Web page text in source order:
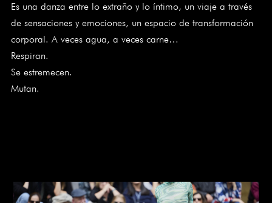
Es una danza entre lo extraño y lo íntimo, un viaje a través
de sensaciones y emociones, un espacio de transformación
corporal. A veces agua, a veces carne…
Respiran.
Se estremecen.
Mutan.